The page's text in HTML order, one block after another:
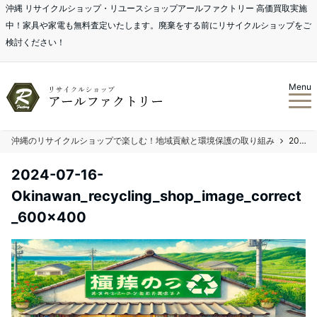
沖縄 リサイクルショップ・リユースショップアールファクトリー 高価買取実施
中！家具や家電も無料査定いたします。廃棄をする前にリサイクルショップをご
検討ください！
Menu
沖縄のリサイクルショップで楽しむ！地域貢献と環境保護の取り組み 2024-07-16-Okinawan_recycling_shop_image_correct_600x400
2024-07-16-
Okinawan_recycling_shop_image_correct
_600x400